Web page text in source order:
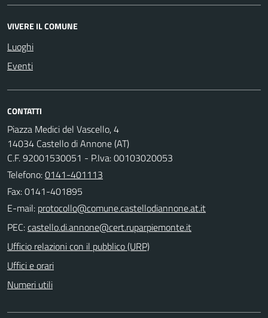
VIVERE IL COMUNE
Luoghi
Eventi
CONTATTI
Piazza Medici del Vascello, 4
14034 Castello di Annone (AT)
C.F. 92001530051 - P.Iva: 00103020053
Telefono:0141-401113
Fax: 0141-401895
E-mail:
PEC:
Ufficio relazioni con il pubblico (URP)
Uffici e orari
Numeri utili